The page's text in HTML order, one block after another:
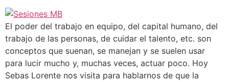
El poder del trabajo en equipo, del capital humano, del
trabajo de las personas, de cuidar el talento, etc. son
conceptos que suenan, se manejan y se suelen usar
para lucir mucho y, muchas veces, actuar poco. Hoy
Sebas Lorente nos visita para hablarnos de que la